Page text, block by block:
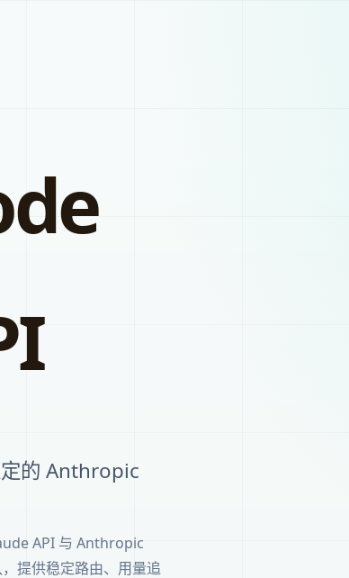
的 Anthropic
API 与 Anthropic
提供稳定路由、用量追